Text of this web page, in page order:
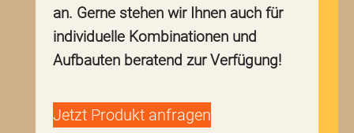
an. Gerne stehen wir Ihnen auch für
individuelle Kombinationen und
Aufbauten beratend zur Verfügung!
Jetzt Produkt anfragen